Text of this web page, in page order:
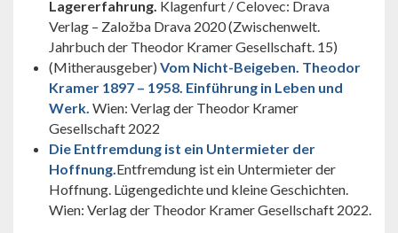
Lagererfahrung. Klagenfurt / Celovec: Drava
Verlag – Založba Drava 2020 (Zwischenwelt.
Jahrbuch der Theodor Kramer Gesellschaft. 15)
(Mitherausgeber) Vom Nicht-Beigeben. Theodor
Kramer 1897 – 1958. Einführung in Leben und
Werk. Wien: Verlag der Theodor Kramer
Gesellschaft 2022
Die Entfremdung ist ein Untermieter der
Hoffnung. Entfremdung ist ein Untermieter der
Hoffnung. Lügengedichte und kleine Geschichten.
Wien: Verlag der Theodor Kramer Gesellschaft 2022.